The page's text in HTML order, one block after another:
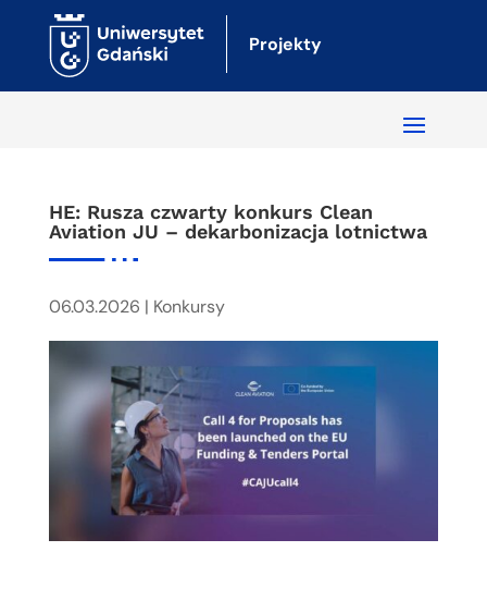
Projekty
HE: Rusza czwarty konkurs Clean
Aviation JU – dekarbonizacja lotnictwa
06.03.2026 | Konkursy